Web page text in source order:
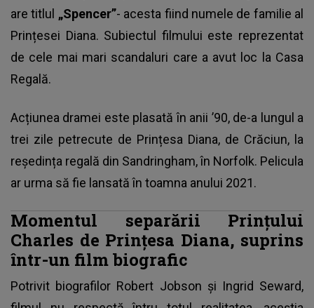
are titlul „Spencer”- acesta fiind numele de familie al
Prințesei Diana. Subiectul filmului este reprezentat
de cele mai mari scandaluri care a avut loc la Casa
Regală.
Acțiunea dramei este plasată în anii ’90, de-a lungul a
trei zile petrecute de Prințesa Diana, de Crăciun, la
reședința regală din Sandringham, în Norfolk. Pelicula
ar urma să fie lansată în toamna anului 2021.
Momentul separării Prințului
Charles de Prințesa Diana, suprins
într-un film biografic
Potrivit biografilor Robert Jobson și Ingrid Seward,